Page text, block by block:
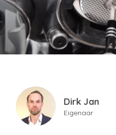
Dirk Jan
Eigenaar